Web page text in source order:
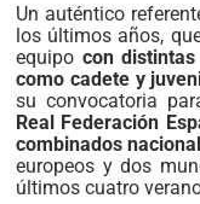
Un auténtico
los últimos años,
equipo con
como cadete y
su convocatoria
Real Federación
combinados
europeos y dos
últimos cuatro